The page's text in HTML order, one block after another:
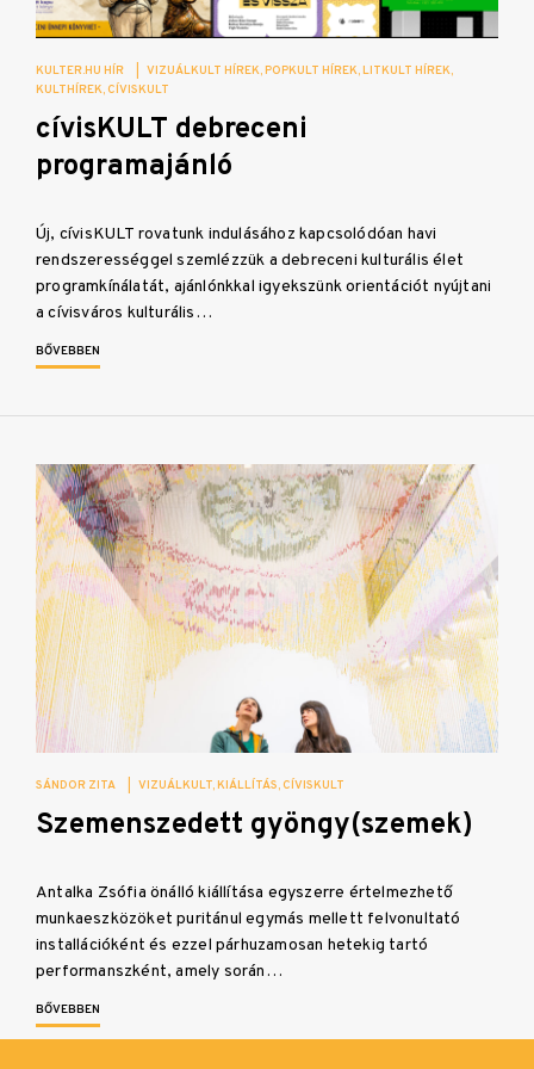
KULTER.HU HÍR VIZUÁLKULT HÍREK POPKULT HÍREK LITKULT HÍREK
KULTHÍREK CÍVISKULT
cívisKULT debreceni
programajánló
Új, cívisKULT rovatunk indulásához kapcsolódóan havi
rendszerességgel szemlézzük a debreceni kulturális élet
programkínálatát, ajánlónkkal igyekszünk orientációt nyújtani
a cívisváros kulturális…
BŐVEBBEN
SÁNDOR ZITA VIZUÁLKULT KIÁLLÍTÁS CÍVISKULT
Szemenszedett gyöngy(szemek)
Antalka Zsófia önálló kiállítása egyszerre értelmezhető
munkaeszközöket puritánul egymás mellett felvonultató
installációként és ezzel párhuzamosan hetekig tartó
performanszként, amely során…
BŐVEBBEN